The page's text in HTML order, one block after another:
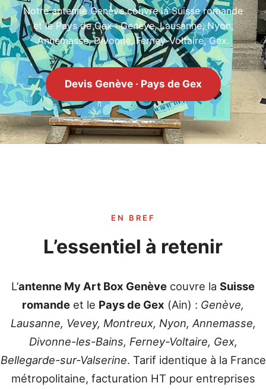
Notre antenne Genève couvre la Suisse romande
et le Pays de Gex : Genève, Lausanne, Nyon,
Annemasse, Divonne, Ferney-Voltaire, Gex.
Devis Genève · Pays de Gex
EN BREF
L’essentiel à retenir
L’antenne My Art Box Genève couvre la Suisse
romande et le Pays de Gex (Ain) : Genève,
Lausanne, Vevey, Montreux, Nyon, Annemasse,
Divonne-les-Bains, Ferney-Voltaire, Gex,
Bellegarde-sur-Valserine. Tarif identique à la France
métropolitaine, facturation HT pour entreprises